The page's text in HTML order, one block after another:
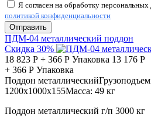
Я согласен на обработку
политикой конфиденциальности
Отправить
ПДМ-04 металлический поддон
Скидка 30%
18 823 Р + 366 Р Упаковка 13 176 Р
+ 366 Р Упаковка
Поддон металлический
1200х1000х155Масса: 49 кг
Поддон металлический г/п 3000 кг